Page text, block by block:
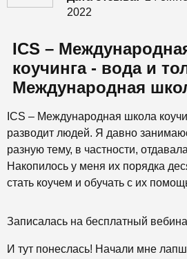
2022
ICS –
коучинга - вода и
Международная
ICS – Международная школа
разводит людей. Я давно
разную тему, в частности,
Накопилось у меня их порядка
стать коучем и обучать с их
Записалась на бесплатный
И тут понеслась! Начали мне